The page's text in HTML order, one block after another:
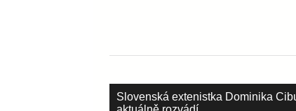
Slovenská extenistka Dominika